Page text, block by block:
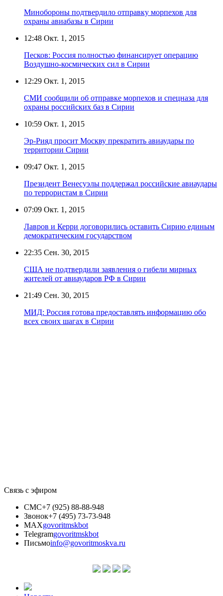
Минобороны подтвердило отправку морпехов для
охраны авиабазы в Сирии
12:48 Окт. 1, 2015
Песков: Россия полностью финансирует операцию
Воздушно-космических сил в Сирии
12:29 Окт. 1, 2015
СМИ сообщили об отправке морпехов и спецназа для
охраны российских баз в Сирии
10:59 Окт. 1, 2015
Эр-Рияд просит Москву прекратить авиаудары по
территории Сирии
09:47 Окт. 1, 2015
Президент Венесуэлы поддержал российские авиаудары
по террористам в Сирии
07:09 Окт. 1, 2015
Лавров и Керри договорились оставить Сирию единым
демократическим государством
22:35 Сен. 30, 2015
США не подтвердили заявления о гибели мирных
жителей от авиаударов РФ в Сирии
21:49 Сен. 30, 2015
МИД: Россия готова предоставлять информацию обо
всех своих шагах в Сирии
Связь с эфиром
СМС+7 (925) 88-88-948
Звонок+7 (495) 73-73-948
MAXgovoritmskbot
Telegramgovoritmskbot
Письмоinfo@govoritmoskva.ru